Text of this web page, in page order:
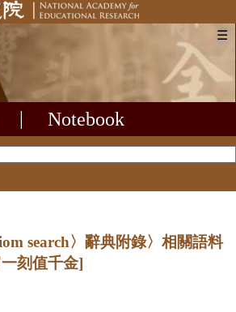
☰
Notebook
search〉辭典附錄〉相關語料
刻值千金]